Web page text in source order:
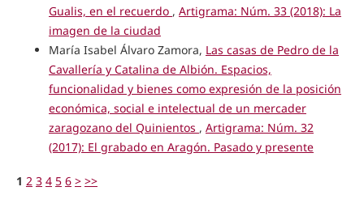
Gualis, en el recuerdo , Artigrama: Núm. 33 (2018): La
imagen de la ciudad
María Isabel Álvaro Zamora, Las casas de Pedro de la
Cavallería y Catalina de Albión. Espacios,
funcionalidad y bienes como expresión de la posición
económica, social e intelectual de un mercader
zaragozano del Quinientos , Artigrama: Núm. 32
(2017): El grabado en Aragón. Pasado y presente
1 2 3 4 5 6 > >>